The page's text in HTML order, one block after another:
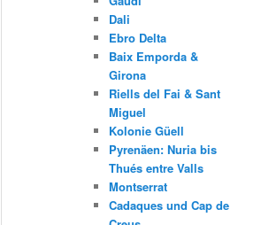
Dali
Ebro Delta
Baix Emporda &
Girona
Riells del Fai & Sant
Miguel
Kolonie Güell
Pyrenäen: Nuria bis
Thués entre Valls
Montserrat
Cadaques und Cap de